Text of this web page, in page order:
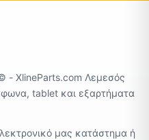
- XlineParts.com Λεμεσός
tablet και εξαρτήματα
μας κατάστημα ή